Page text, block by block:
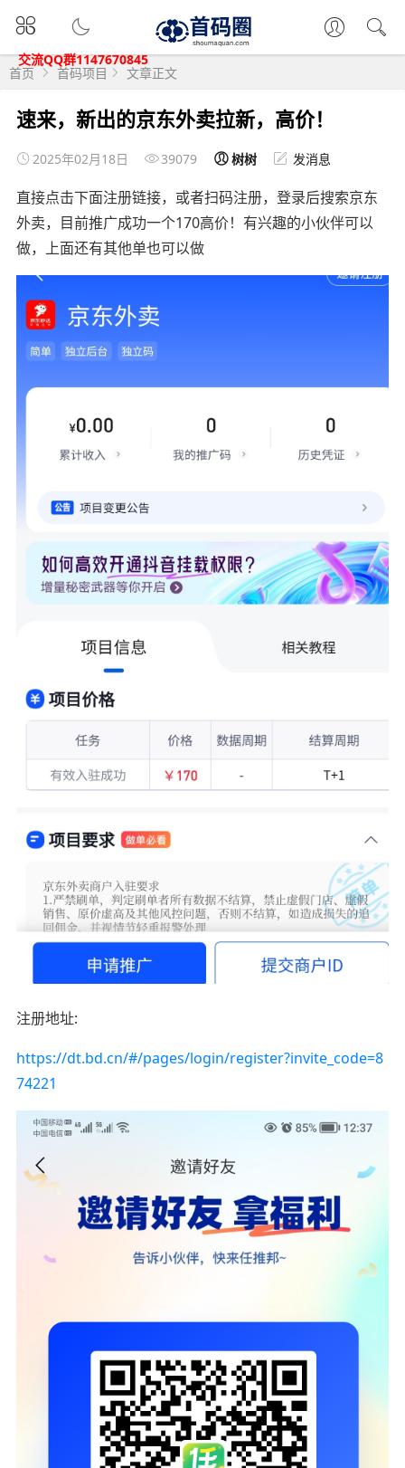
交流QQ群1147670845
首页 首码项目 文章正文
速来，新出的京东外卖拉新，高价！
2025年02月18日 39079 树树 发消息
直接点击下面注册链接，或者扫码注册，登录后搜索京东
外卖，目前推广成功一个170高价！有兴趣的小伙伴可以
做，上面还有其他单也可以做
注册地址:
https://dt.bd.cn/#/pages/login/register?invite_code=8
74221